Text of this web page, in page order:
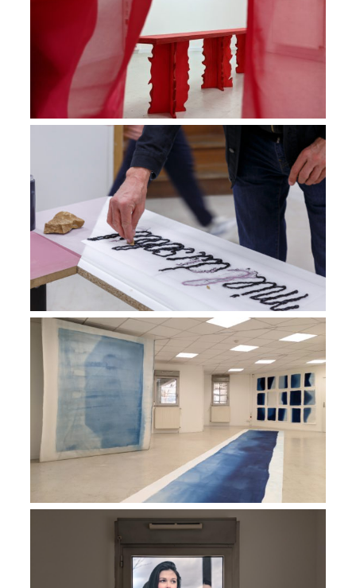
du Pain dure à la Duchère
VIEW
Exposition Attraper les ombres
VIEW
Exposition L’étoile dans l’azur